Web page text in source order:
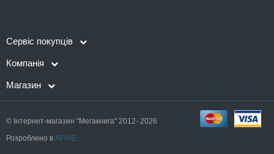
Сервіс покупців
Компанія
Магазин
© Інтернет-магазин "Мегакнига" 2012- 2026
Розроблено в AFIVE